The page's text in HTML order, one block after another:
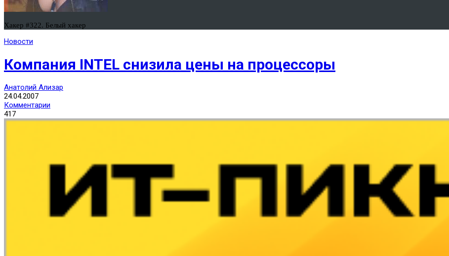
Хакер #322. Белый хакер
Новости
Компания INTEL снизила цены на процессоры
Анатолий Ализар
24.04.2007
Комментарии
417